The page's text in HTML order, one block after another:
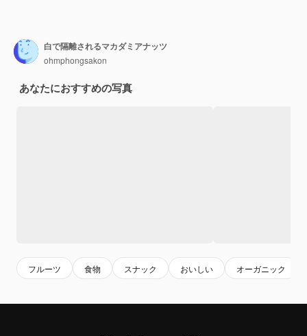
白で隔離されるマカダミアナッツ
ohmphongsakon
あなたにおすすめの写真
フルーツ 食物 スナック おいしい オーガニック